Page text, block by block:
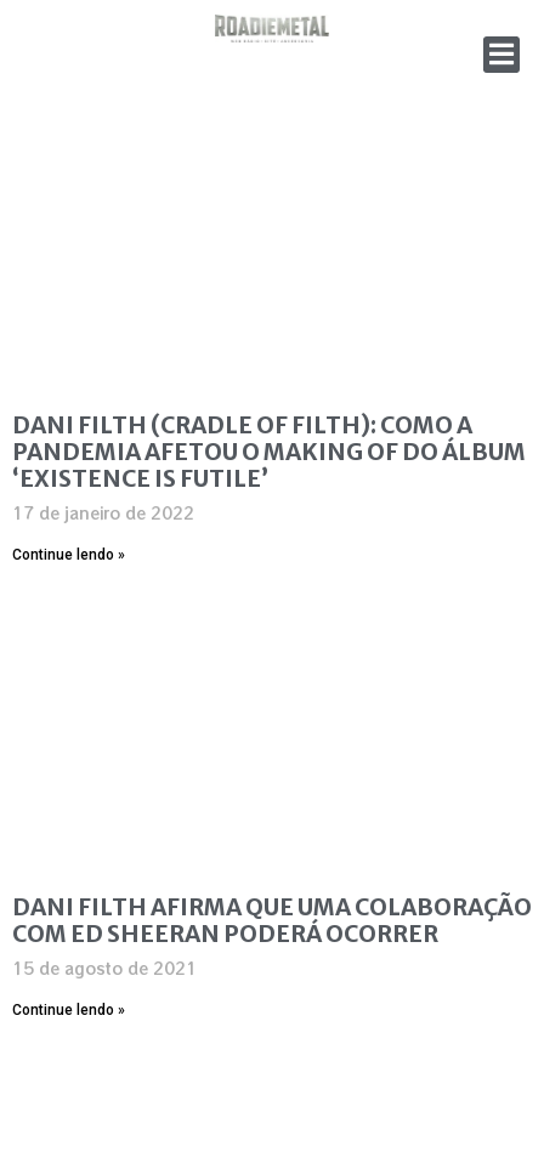
DANI FILTH (CRADLE OF FILTH): COMO A
PANDEMIA AFETOU O MAKING OF DO ÁLBUM
‘EXISTENCE IS FUTILE’
17 de janeiro de 2022
Continue lendo »
DANI FILTH AFIRMA QUE UMA COLABORAÇÃO
COM ED SHEERAN PODERÁ OCORRER
15 de agosto de 2021
Continue lendo »